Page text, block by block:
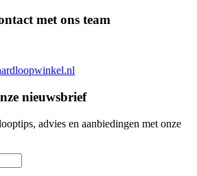
met ons team
nieuwsbrief
advies en aanbiedingen met onze